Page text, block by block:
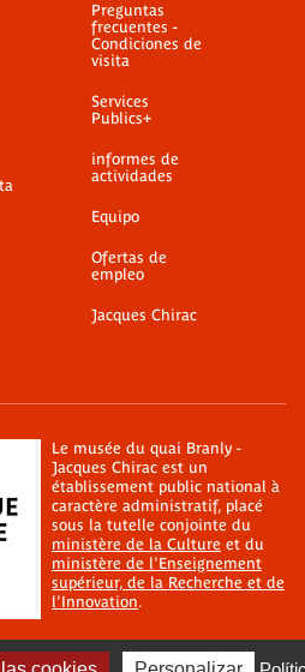
Preguntas
frecuentes -
Condiciones de
visita
Services
Publics+
informes de
actividades
Equipo
Ofertas de
empleo
Jacques Chirac
Le musée du quai Branly -
Jacques Chirac est un
établissement public national à
caractère administratif, placé
sous la tutelle conjointe du
ministère de la Culture et du
ministère de l'Enseignement
supérieur, de la Recherche et de
l'Innovation.